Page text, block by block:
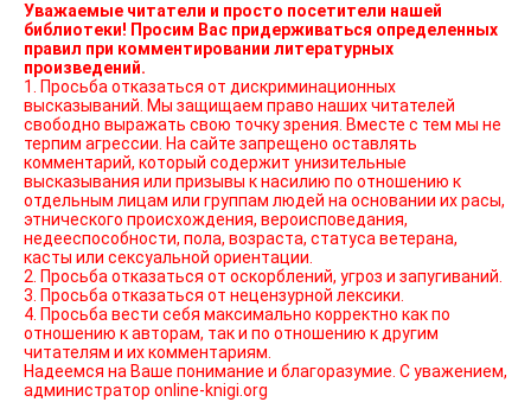
Уважаемые читатели и просто посетители нашей
библиотеки! Просим Вас придерживаться определенных
правил при комментировании литературных
произведений.
1. Просьба отказаться от дискриминационных
высказываний. Мы защищаем право наших читателей
свободно выражать свою точку зрения. Вместе с тем мы не
терпим агрессии. На сайте запрещено оставлять
комментарий, который содержит унизительные
высказывания или призывы к насилию по отношению к
отдельным лицам или группам людей на основании их расы,
этнического происхождения, вероисповедания,
недееспособности, пола, возраста, статуса ветерана,
касты или сексуальной ориентации.
2. Просьба отказаться от оскорблений, угроз и запугиваний.
3. Просьба отказаться от нецензурной лексики.
4. Просьба вести себя максимально корректно как по
отношению к авторам, так и по отношению к другим
читателям и их комментариям.
Надеемся на Ваше понимание и благоразумие. С уважением,
администратор online-knigi.org